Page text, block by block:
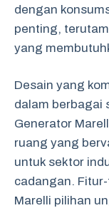
dengan
penting,
yang
Desain yang
dalam berbagai
Generator
ruang yang
untuk sektor
cadangan.
Marelli pilihan